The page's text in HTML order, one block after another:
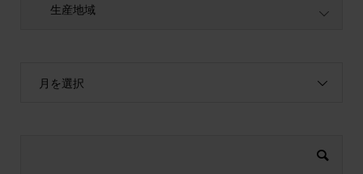
生産地域
月を選択